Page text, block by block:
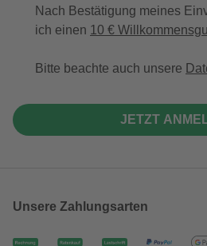
Nach Bestätigung meines
ich einen 10 €
Bitte beachte auch unsere
JETZT
Unsere Zahlungsarten